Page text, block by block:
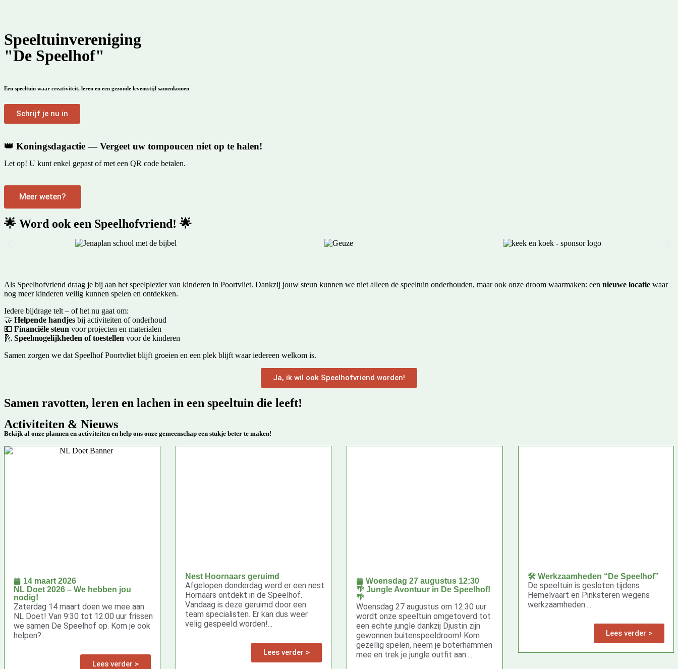
Speeltuinvereniging
"De Speelhof"
Een speeltuin waar creativiteit, leren en een gezonde levensstijl samenkomen
Schrijf je nu in
👑 Koningsdagactie — Vergeet uw tompoucen niet op te halen!
Let op! U kunt enkel gepast of met een QR code betalen.
Meer weten?
🌟 Word ook een Speelhofvriend! 🌟
Als Speelhofvriend draag je bij aan het speelplezier van kinderen in Poortvliet. Dankzij jouw steun kunnen we niet alleen de speeltuin onderhouden, maar ook onze droom waarmaken: een nieuwe locatie waar
nog meer kinderen veilig kunnen spelen en ontdekken.
Iedere bijdrage telt – of het nu gaat om:
🤝 Helpende handjes bij activiteiten of onderhoud
💶 Financiële steun voor projecten en materialen
🛝 Speelmogelijkheden of toestellen voor de kinderen
Samen zorgen we dat Speelhof Poortvliet blijft groeien en een plek blijft waar iedereen welkom is.
Ja, ik wil ook Speelhofvriend worden!
Samen ravotten, leren en lachen in een speeltuin die leeft!
Activiteiten & Nieuws
Bekijk al onze plannen en activiteiten en help ons onze gemeenschap een stukje beter te maken!
14 maart 2026
NL Doet 2026 – We hebben jou
nodig!
Zaterdag 14 maart doen we mee aan
NL Doet! Van 9:30 tot 12:00 uur frissen
we samen De Speelhof op. Kom je ook
helpen?...
Lees verder >
Nest Hoornaars geruimd
Afgelopen donderdag werd er een nest
Hornaars ontdekt in de Speelhof.
Vandaag is deze geruimd door een
team specialisten. Er kan dus weer
velig gespeeld worden!...
Lees verder >
Woensdag 27 augustus 12:30
🌴 Jungle Avontuur in De Speelhof!
🌴
Woensdag 27 augustus om 12:30 uur
wordt onze speeltuin omgetoverd tot
een echte jungle dankzij Djustin zijn
gewonnen buitenspeeldroom! Kom
gezellig spelen, neem je boterhammen
mee en trek je jungle outfit aan....
🛠️ Werkzaamheden “De Speelhof”
De speeltuin is gesloten tijdens
Hemelvaart en Pinksteren wegens
werkzaamheden....
Lees verder >